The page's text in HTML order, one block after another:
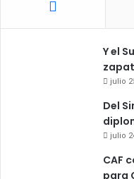
Y el
julio
Del
julio
CAF
para